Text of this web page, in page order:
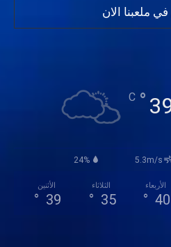
ملعبنا الان
°
C
24% 5.3m/s
الأثنين
39
°
الثلاثاء
35
°
الأربعاء
40
°